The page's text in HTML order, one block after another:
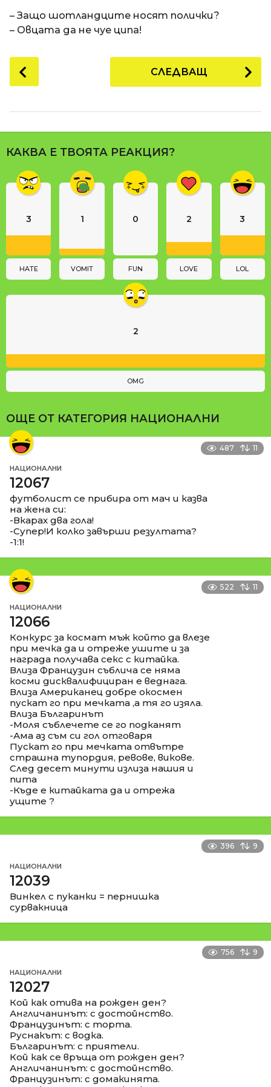
п
р
д
1
о
и
и
t
– Защо шотландците носят полички?
– Овцата да не чуе ципа!
o
P
a
g
n
i
o
СЛЕДВАЩ
КАКВА Е ТВОЯТА РЕАКЦИЯ?
3
HATE
1
VOMIT
0
FUN
2
LOVE
3
LOL
2
OMG
ОЩЕ ОТ КАТЕГОРИЯ НАЦИОНАЛНИ
487 11
НАЦИОНАЛНИ
12067
футболист се прибира от мач и казва
на жена си:
-Вкарах два гола!
-Супер!И колко завърши резултата?
-1:1!
522 11
НАЦИОНАЛНИ
12066
Конкурс за космат мъж който да влезе
при мечка да и отреже ушите и за
награда получава секс с китайка.
Влиза Французин съблича се няма
косми дисквалифициран е веднага.
Влиза Американец добре окосмен
пускат го при мечката ,а тя го изяла.
Влиза Българинът
-Моля съблечете се го подканят
-Ама аз съм си гол отговаря
Пускат го при мечката отвътре
страшна тупордия, ревове, викове.
След десет минути излиза нашия и
пита
-Къде е китайката да и отрежа
ущите ?
396 9
НАЦИОНАЛНИ
12039
Винкел с пуканки = пернишка
сурвакница
756 9
НАЦИОНАЛНИ
12027
Кой как отива на рожден ден?
Англичанинът: с достойнство.
Французинът: с торта.
Руснакът: с водка.
Българинът: с приятели.
Кой как се връща от рожден ден?
Англичанинът: с достойнство.
Французинът: с домакинята.